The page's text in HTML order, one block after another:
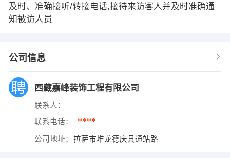
及时、准确接听/转接电话,接待来访客人并及时准确通
知被访人员
公司信息
西藏嘉峰装饰工程有限公司
联系人：
联系电话： ****
公司地址： 拉萨市堆龙德庆县通站路